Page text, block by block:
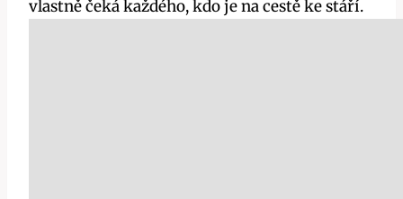
vlastně čeká každého, kdo je na cestě ke stáří.